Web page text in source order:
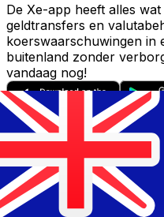
De Xe-app heeft alles
geldtransfers en
koerswaarschuwingen in
buitenland zonder
vandaag nog!